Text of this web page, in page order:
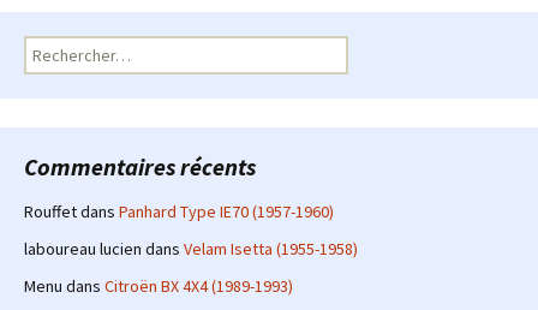
Rechercher :
Commentaires récents
Rouffetdans Panhard Type IE70 (1957-1960)
laboureau lucien dans Velam Isetta (1955-1958)
Menu dans Citroën BX 4X4 (1989-1993)